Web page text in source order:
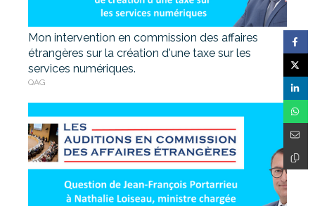
Mon intervention en commission des affaires
étrangères sur la création d'une taxe sur les
services numériques.
QAG